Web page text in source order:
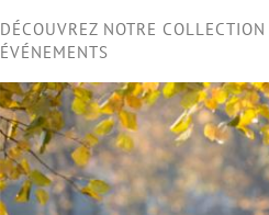
DÉCOUVREZ NOTRE
ÉVÉNEMENTS